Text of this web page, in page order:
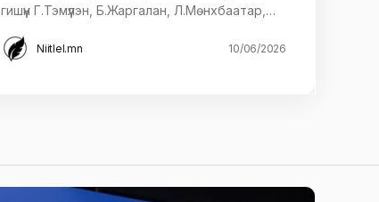
гишүүн Г.Тэмүүлэн, Б.Жаргалан, Л.Мөнхбаатар,…
Niitlel.mn 10/06/2026